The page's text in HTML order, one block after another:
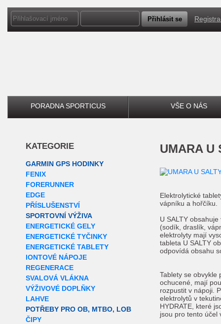
PORADNA SPORTICUS VŠE O NÁS
KATEGORIE
GARMIN GPS HODINKY
FENIX
FORERUNNER
EDGE
PŘÍSLUŠENSTVÍ
SPORTOVNÍ VÝŽIVA
ENERGETICKÉ GELY
ENERGETICKÉ TYČINKY
ENERGETICKÉ TABLETY
IONTOVÉ NÁPOJE
REGENERACE
SVALOVÁ VLÁKNA
VÝŽIVOVÉ DOPLŇKY
LAHVE
POTŘEBY PRO OB, MTBO, LOB
ČIPY
UMARA
Elektrolytické
vápníku a hořčíku.
U SALTY
(sodík, draslík,
elektrolyty mají
tableta U SALTY
odpovídá obsahu
Tablety se obvykle
ochucené, mají
rozpustit v nápoji.
elektrolytů v
HYDRATE, které
jsou pro tento účel